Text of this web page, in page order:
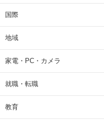
国際
地域
家電・PC・カメラ
就職・転職
教育